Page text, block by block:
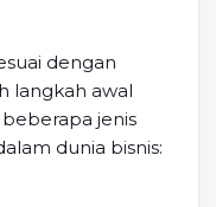
dengan
langkah awal
jenis
dunia bisnis: